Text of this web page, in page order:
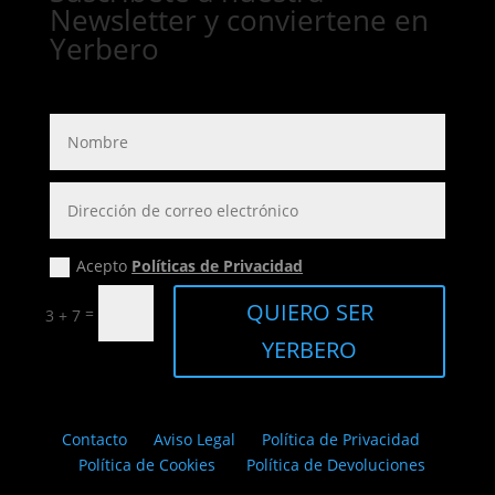
Newsletter y conviertene en
Yerbero
Acepto Políticas de Privacidad
3 + 7 =
QUIERO SER
YERBERO
Contacto Aviso Legal
Política de Privacidad
Política de Cookies
Política de Devoluciones